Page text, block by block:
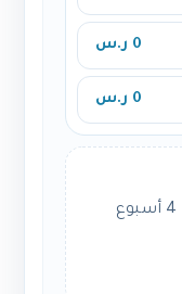
0 ر.س
0 ر.س